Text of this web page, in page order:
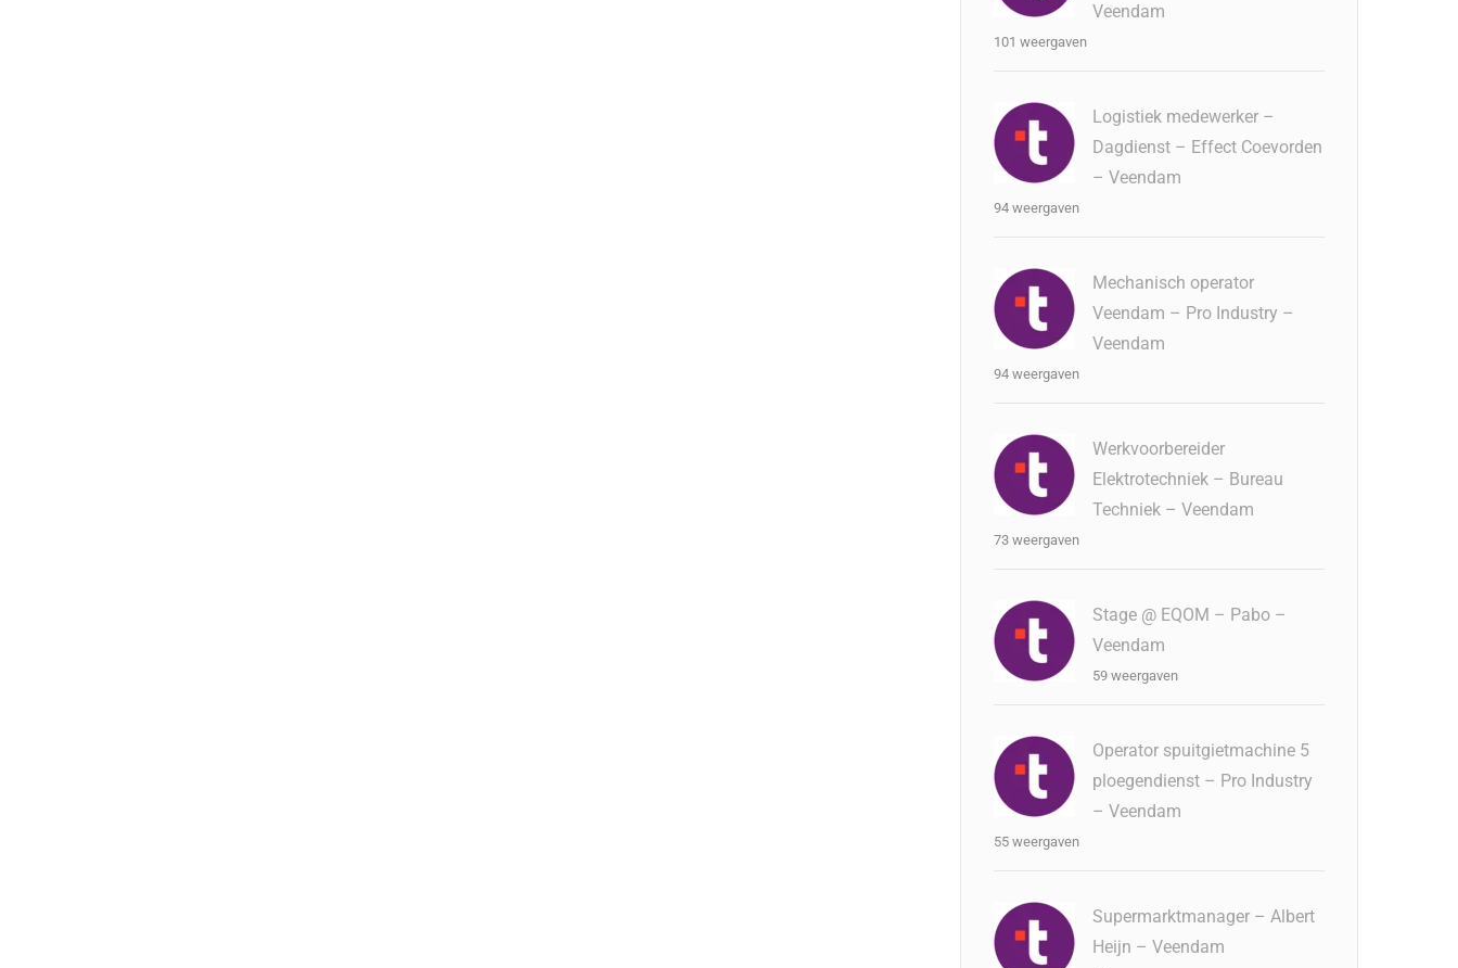
Veendam
101 weergaven
Logistiek medewerker –
Dagdienst – Effect Coevorden
– Veendam
94 weergaven
Mechanisch operator
Veendam – Pro Industry –
Veendam
94 weergaven
Werkvoorbereider
Elektrotechniek – Bureau
Techniek – Veendam
73 weergaven
Stage @ EQOM – Pabo –
Veendam
59 weergaven
Operator spuitgietmachine 5
ploegendienst – Pro Industry
– Veendam
55 weergaven
Supermarktmanager – Albert
Heijn – Veendam